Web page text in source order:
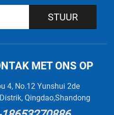
STUUR
MET ONS OP
4, No.12 Yunshui 2de
Qingdao,Shandong